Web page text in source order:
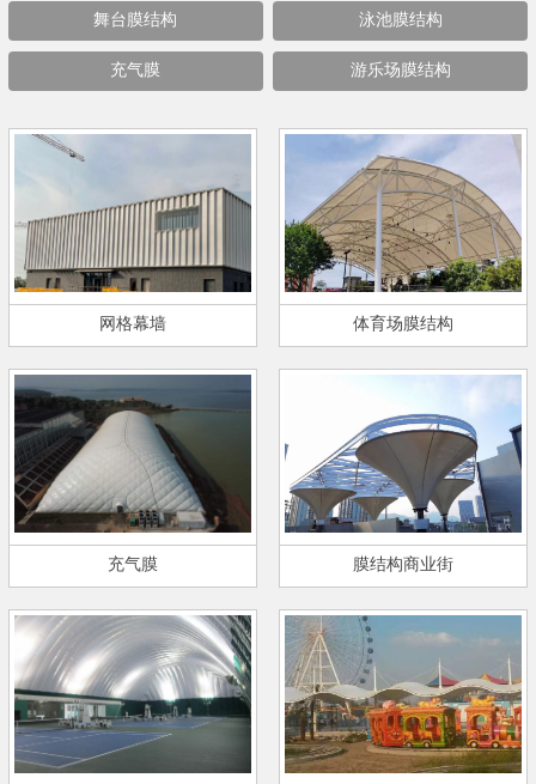
舞台膜结构 泳池膜结构
充气膜 游乐场膜结构
网格幕墙 体育场膜结构
充气膜 膜结构商业街